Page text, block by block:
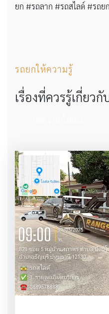
ยก #รถลาก #รถสไลด์ #รถย
รถยกให้ความรู้
เรื่องที่ควรรู้เกี่ยว